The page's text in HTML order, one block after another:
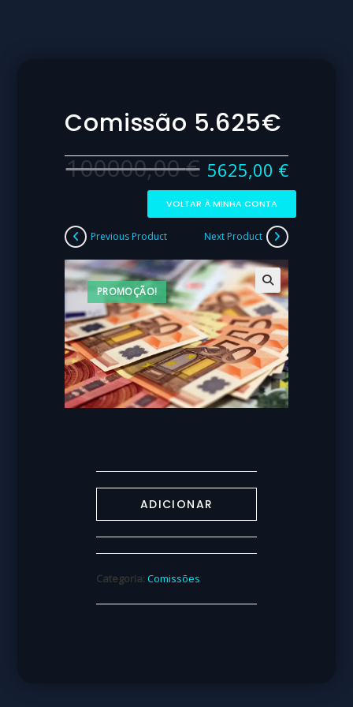
Comissão 5.625€
100000,00€ 5625,00 €
VOLTAR À MINHA CONTA
PROMOÇÃO!
Previous Product Next Product
ADICIONAR
Categoria:Comissões